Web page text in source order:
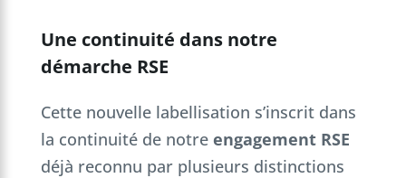
Une continuité dans notre
démarche RSE
Cette nouvelle labellisation s’inscrit dans
la continuité de notre engagement RSE
déjà reconnu par plusieurs distinctions